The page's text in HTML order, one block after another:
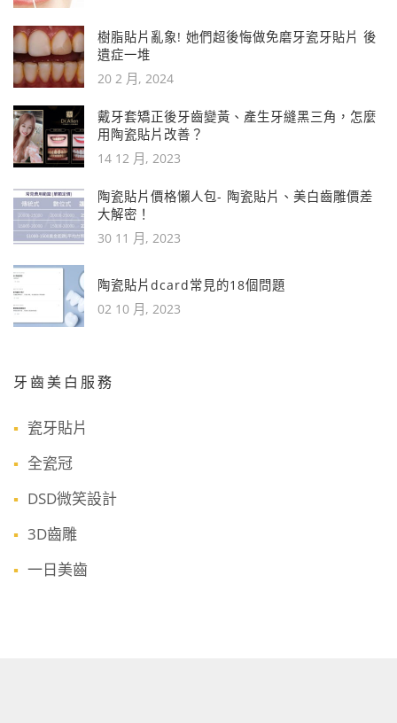
樹脂貼片亂象! 她們超後悔做免磨牙瓷牙貼片 後
遺症一堆
20 2 月, 2024
戴牙套矯正後牙齒變黃、產生牙縫黑三角，怎麼
用陶瓷貼片改善？
14 12 月, 2023
陶瓷貼片價格懶人包- 陶瓷貼片、美白齒雕價差
大解密！
30 11 月, 2023
陶瓷貼片dcard常見的18個問題
02 10 月, 2023
牙齒美白服務
瓷牙貼片
全瓷冠
DSD微笑設計
3D齒雕
一日美齒